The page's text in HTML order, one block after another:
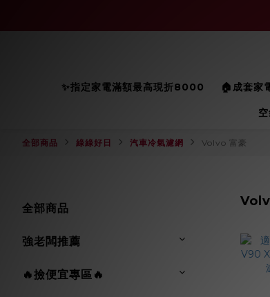
✨指定家電滿額最高現折8000 🏠成套家
全部商品 綠綠好日 汽車冷氣濾網 Volvo 富豪
全部商品
強老闆推薦
🔥撿便宜專區🔥